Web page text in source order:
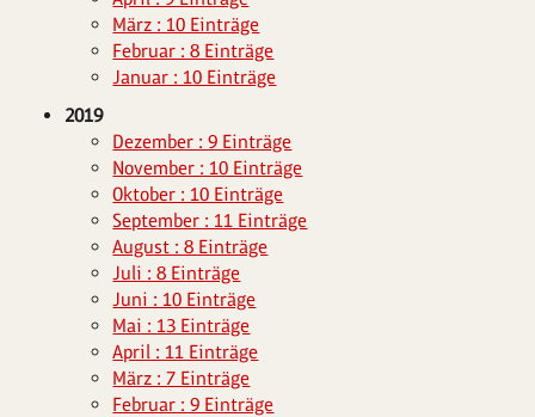
März : 10 Einträge
Februar : 8 Einträge
Januar : 10 Einträge
2019
Dezember : 9 Einträge
November : 10 Einträge
Oktober : 10 Einträge
September : 11 Einträge
August : 8 Einträge
Juli : 8 Einträge
Juni : 10 Einträge
Mai : 13 Einträge
April : 11 Einträge
März : 7 Einträge
Februar : 9 Einträge